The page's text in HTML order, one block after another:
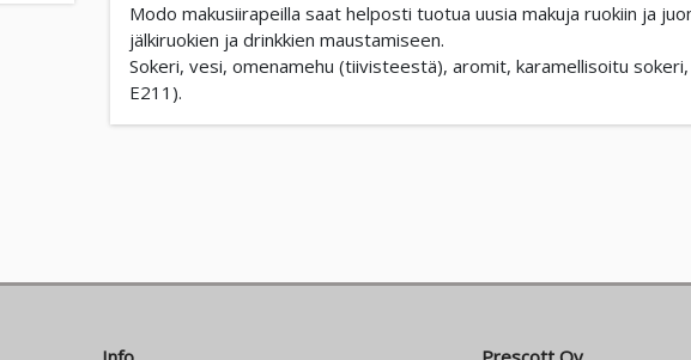
Modo makusiirapeilla saat helposti tuotua uusia makuja ruokiin ja
jälkiruokien ja drinkkien maustamiseen.
Sokeri, vesi, omenamehu (tiivisteestä), aromit, karamellisoitu
E211).